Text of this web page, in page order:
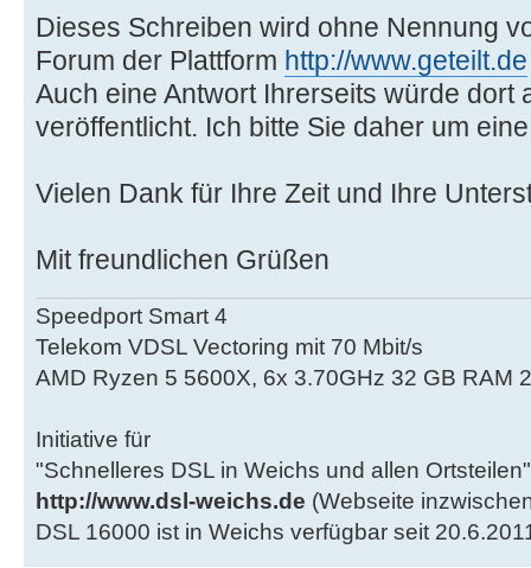
Dieses Schreiben wird ohne Nennung
Forum der Plattform http://www.geteilt.de
Auch eine Antwort Ihrerseits würde dort
veröffentlicht. Ich bitte Sie daher um
Vielen Dank für Ihre Zeit und Ihre
Mit freundlichen Grüßen
Speedport Smart 4
Telekom VDSL Vectoring mit 70 Mbit/s
AMD Ryzen 5 5600X, 6x 3.70GHz 32 GB RAM
Initiative für
"Schnelleres DSL in Weichs und allen Ortsteilen"
http://www.dsl-weichs.de (Webseite
DSL 16000 ist in Weichs verfügbar seit